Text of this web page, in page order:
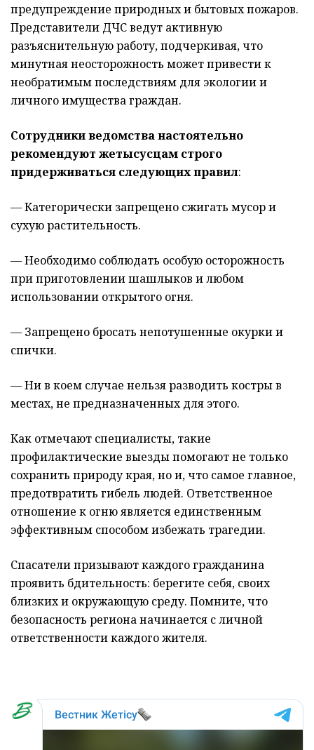
предупреждение природных и бытовых пожаров.
Представители ДЧС ведут активную
разъяснительную работу, подчеркивая, что
минутная неосторожность может привести к
необратимым последствиям для экологии и
личного имущества граждан.
Сотрудники ведомства настоятельно
рекомендуют жетысусцам строго
придерживаться следующих правил:
— Категорически запрещено сжигать мусор и
сухую растительность.
— Необходимо соблюдать особую осторожность
при приготовлении шашлыков и любом
использовании открытого огня.
— Запрещено бросать непотушенные окурки и
спички.
— Ни в коем случае нельзя разводить костры в
местах, не предназначенных для этого.
Как отмечают специалисты, такие
профилактические выезды помогают не только
сохранить природу края, но и, что самое главное,
предотвратить гибель людей. Ответственное
отношение к огню является единственным
эффективным способом избежать трагедии.
Спасатели призывают каждого гражданина
проявить бдительность: берегите себя, своих
близких и окружающую среду. Помните, что
безопасность региона начинается с личной
ответственности каждого жителя.